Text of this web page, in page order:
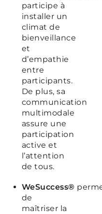
participe à
installer un
climat de
bienveillance
et
d’empathie
entre
participants.
De plus, sa
communication
multimodale
assure une
participation
active et
l’attention
de tous.
WeSuccess®
de
maîtriser la